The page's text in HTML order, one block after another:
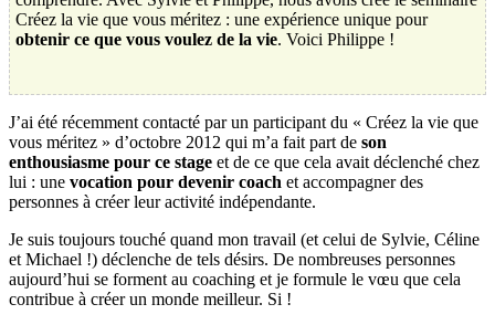
Créez la vie que vous méritez : une expérience unique pour
obtenir ce que vous voulez de la vie. Voici Philippe !
J’ai été récemment contacté par un participant du « Créez la vie que
vous méritez » d’octobre 2012 qui m’a fait part de son
enthousiasme pour ce stage et de ce que cela avait déclenché chez
lui : une vocation pour devenir coach et accompagner des
personnes à créer leur activité indépendante.
Je suis toujours touché quand mon travail (et celui de Sylvie, Céline
et Michael !) déclenche de tels désirs. De nombreuses personnes
aujourd’hui se forment au coaching et je formule le vœu que cela
contribue à créer un monde meilleur. Si !